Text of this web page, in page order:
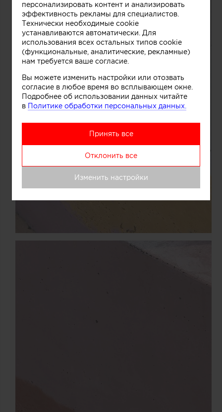
персонализировать контент и анализировать
эффективность рекламы для специалистов.
Технически необходимые cookie
устанавливаются автоматически. Для
использования всех остальных типов cookie
(функциональные, аналитические, рекламные)
нам требуется ваше согласие.
Вы можете изменить настройки или отозвать
согласие в любое время во всплывающем окне.
Подробнее об использовании данных читайте
в Политике обработки персональных данных.
Принять все
Отклонить все
Изменить настройки